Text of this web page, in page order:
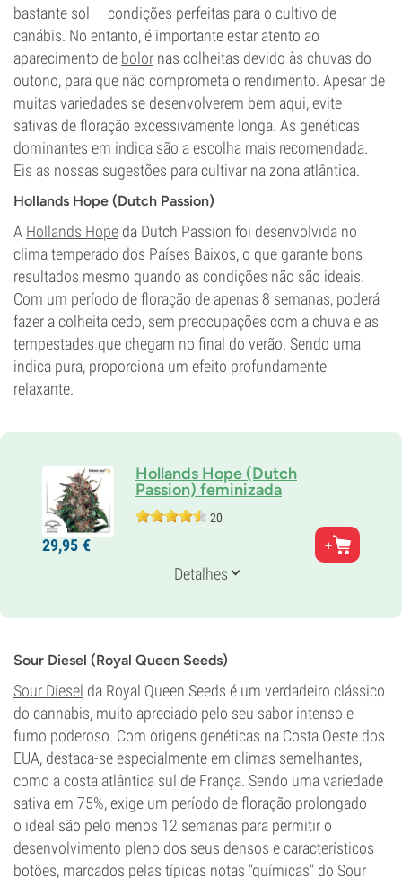
bastante sol — condições perfeitas para o cultivo de
canábis. No entanto, é importante estar atento ao
aparecimento de bolor nas colheitas devido às chuvas do
outono, para que não comprometa o rendimento. Apesar de
muitas variedades se desenvolverem bem aqui, evite
sativas de floração excessivamente longa. As genéticas
dominantes em indica são a escolha mais recomendada.
Eis as nossas sugestões para cultivar na zona atlântica.
Hollands Hope (Dutch Passion)
A Hollands Hope da Dutch Passion foi desenvolvida no
clima temperado dos Países Baixos, o que garante bons
resultados mesmo quando as condições não são ideais.
Com um período de floração de apenas 8 semanas, poderá
fazer a colheita cedo, sem preocupações com a chuva e as
tempestades que chegam no final do verão. Sendo uma
indica pura, proporciona um efeito profundamente
relaxante.
Hollands Hope (Dutch
Passion) feminizada
20
Genética
100% Índica
15%
Desconhecido
Período de luz
29,95 €
Detalhes
Sour Diesel (Royal Queen Seeds)
Sour Diesel da Royal Queen Seeds é um verdadeiro clássico
do cannabis, muito apreciado pelo seu sabor intenso e
fumo poderoso. Com origens genéticas na Costa Oeste dos
EUA, destaca-se especialmente em climas semelhantes,
como a costa atlântica sul de França. Sendo uma variedade
sativa em 75%, exige um período de floração prolongado —
o ideal são pelo menos 12 semanas para permitir o
desenvolvimento pleno dos seus densos e característicos
botões, marcados pelas típicas notas "químicas" do Sour